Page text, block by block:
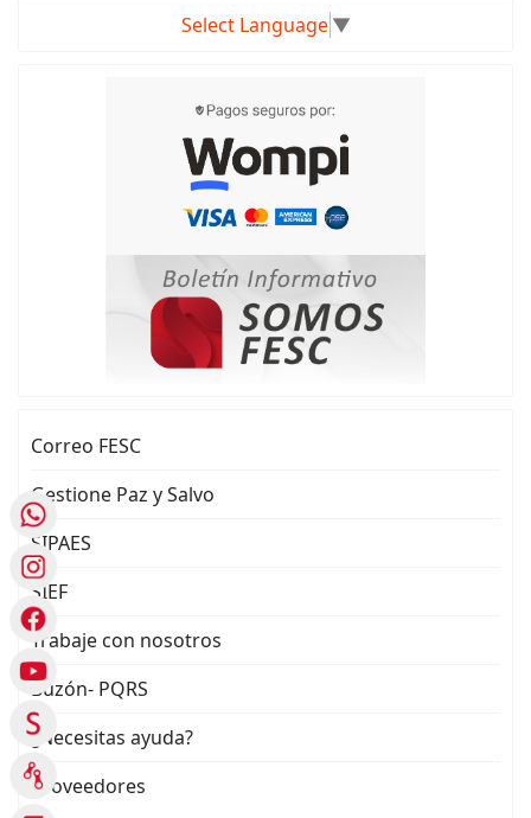
Select Language▼
Correo FESC
Gestione Paz y Salvo
SIPAES
SIEF
Trabaje con nosotros
Buzón- PQRS
¿Necesitas ayuda?
Proveedores